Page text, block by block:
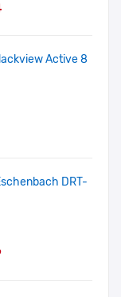
Active 8
DRT-